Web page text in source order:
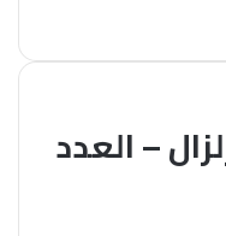
– العدد